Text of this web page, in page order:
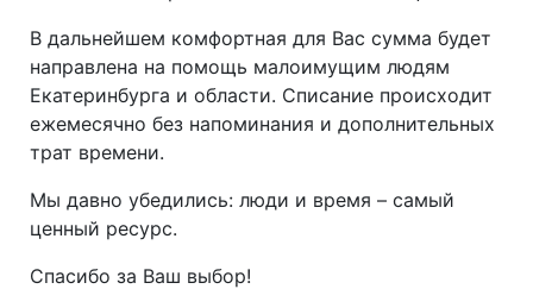
В дальнейшем комфортная для Вас сумма будет
направлена на помощь малоимущим людям
Екатеринбурга и области. Списание происходит
ежемесячно без напоминания и дополнительных
трат времени.
Мы давно убедились: люди и время – самый
ценный ресурс.
Спасибо за Ваш выбор!